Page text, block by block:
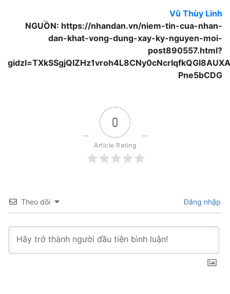
Vũ Thùy Linh
NGUỒN: https://nhandan.vn/niem-tin-cua-nhan-
dan-khat-vong-dung-xay-ky-nguyen-moi-
post890557.html?
Pne5bCDG
0
Article Rating
Theo dõi Đăng nhập